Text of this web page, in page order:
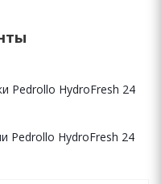
Pedrollo HydroFresh 24
Pedrollo HydroFresh 24